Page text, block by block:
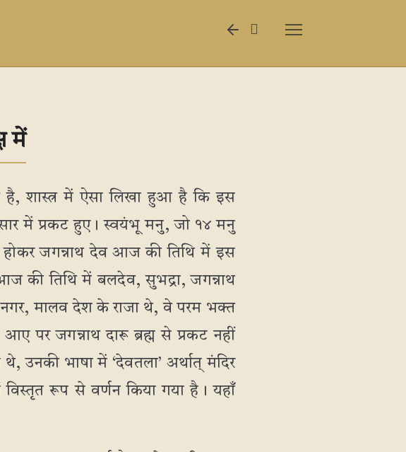
में
शास्त्र में ऐसा लिखा हुआ है कि इस
में प्रकट हुए। स्वयंभू मनु, जो १४ मनु
जगन्नाथ देव आज की तिथि में इस
की तिथि में बलदेव, सुभद्रा, जगन्नाथ
नगर, मालव देश के राजा थे, वे परम भक्त
पर जगन्नाथ दारू ब्रह्म से प्रकट नहीं
उनकी भाषा में ‘देवतला’ अर्थात् मंदिर
रूप से वर्णन किया गया है। यहाँ